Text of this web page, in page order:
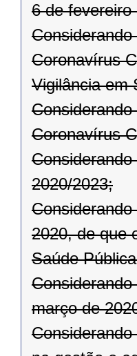
6 de fevereiro
Coronavírus
Vigilância em
Coronavírus
2020/2023;
2020, de que
Saúde
março de